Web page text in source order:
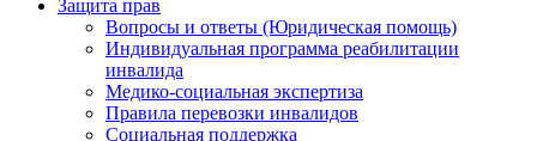
Защита прав
Вопросы и ответы (Юридическая помощь)
Индивидуальная программа реабилитации
инвалида
Медико-социальная экспертиза
Правила перевозки инвалидов
Социальная поддержка